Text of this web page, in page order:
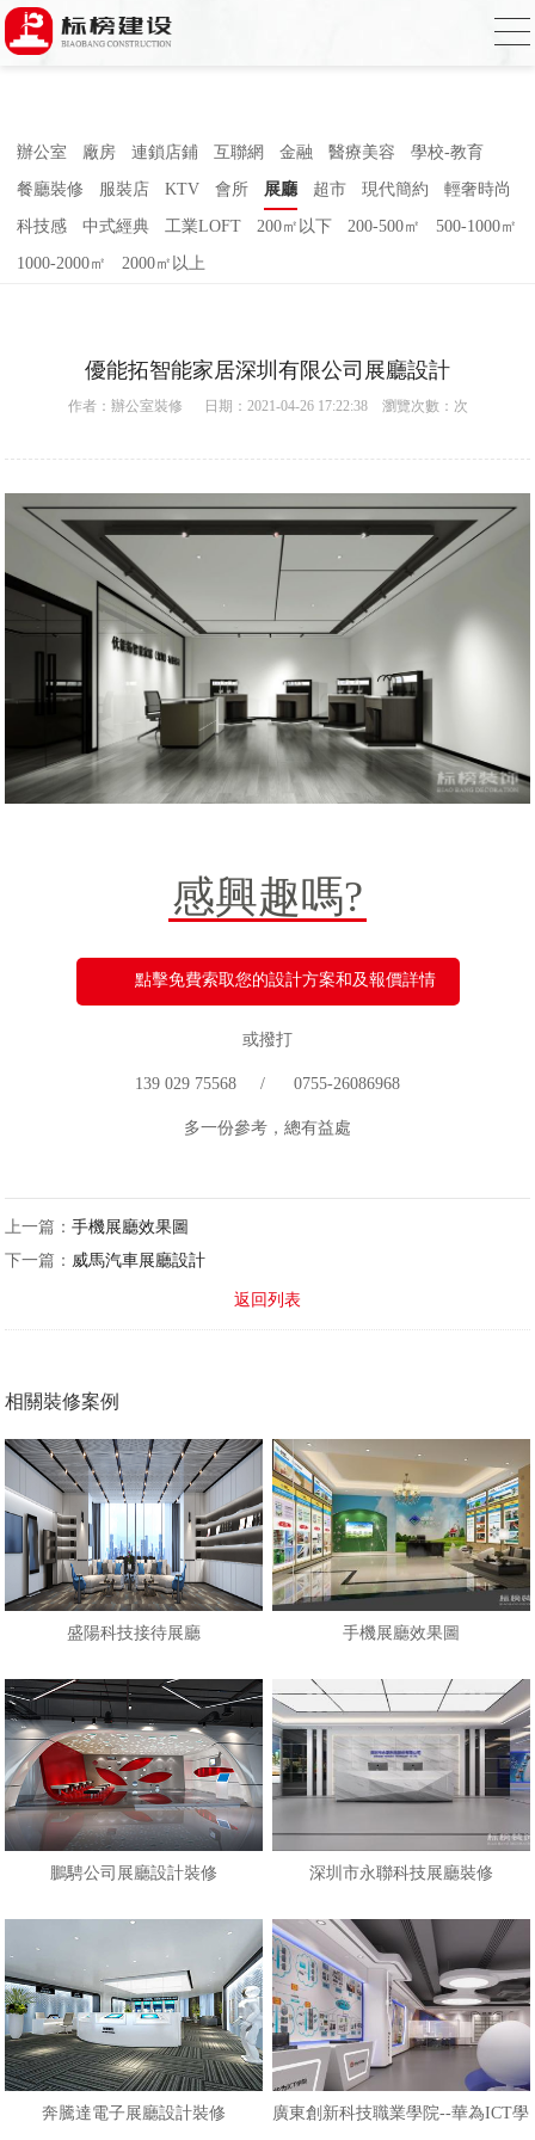
草莓视频下载网址,草莓视频官网,草莓视频
下载色,草莓视频APP无限观看2023
辦公室 廠房 連鎖店鋪 互聯網 金融 醫療美容 學校-教育
餐廳裝修 服裝店 KTV 會所 展廳 超市 現代簡約 輕奢時尚
科技感 中式經典 工業LOFT 200㎡以下 200-500㎡ 500-1000㎡
1000-2000㎡ 2000㎡以上
優能拓智能家居深圳有限公司展廳設計
作者： 辦公室裝修 日期：2021-04-26 17:22:38 瀏覽次數： 次
感興趣嗎?
點擊免費索取您的設計方案和及報價詳情
或撥打
139 029 75568 / 0755-26086968
多一份參考，總有益處
上一篇：手機展廳效果圖
下一篇： 威馬汽車展廳設計
返回列表
相關裝修案例
盛陽科技接待展廳 手機展廳效果圖
鵬騁公司展廳設計裝修 深圳市永聯科技展廳裝修
奔騰達電子展廳設計裝修 廣東創新科技職業學院--華為ICT學